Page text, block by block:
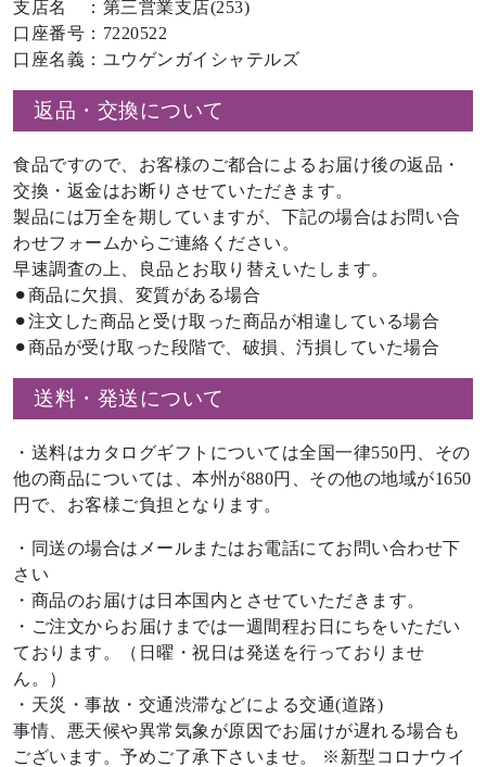
支店名 ：第三営業支店(253)
口座番号：7220522
口座名義：ユウゲンガイシャテルズ
返品・交換について
食品ですので、お客様のご都合によるお届け後の返品・
交換・返金はお断りさせていただきます。
製品には万全を期していますが、下記の場合はお問い合
わせフォームからご連絡ください。
早速調査の上、良品とお取り替えいたします。
⚫︎商品に欠損、変質がある場合
⚫︎注文した商品と受け取った商品が相違している場合
⚫︎商品が受け取った段階で、破損、汚損していた場合
送料・発送について
・送料はカタログギフトについては全国一律550円、その
他の商品については、本州が880円、その他の地域が1650
円で、お客様ご負担となります。
・同送の場合はメールまたはお電話にてお問い合わせ下
さい
・商品のお届けは日本国内とさせていただきます。
・ご注文からお届けまでは一週間程お日にちをいただい
ております。（日曜・祝日は発送を行っておりませ
ん。）
・天災・事故・交通渋滞などによる交通(道路)
事情、悪天候や異常気象が原因でお届けが遅れる場合も
ございます。予めご了承下さいませ。 ※新型コロナウイ